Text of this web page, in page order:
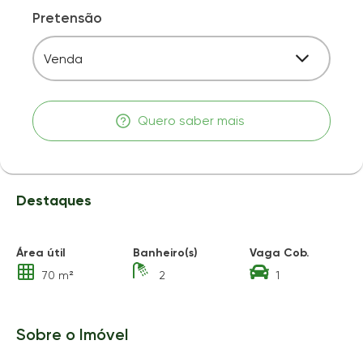
Pretensão
Venda
Quero saber mais
Destaques
Área útil
70 m²
Banheiro(s)
2
Vaga Cob.
1
Sobre o Imóvel